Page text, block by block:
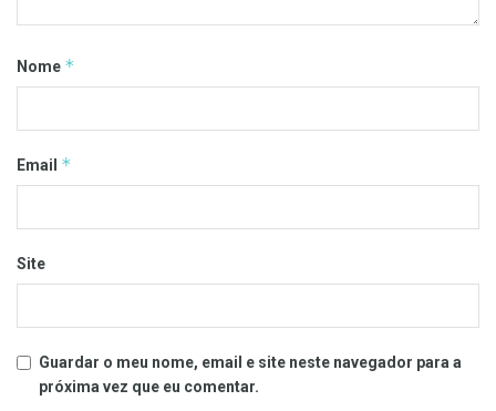
Nome *
Email *
Site
Guardar o meu nome, email e site neste navegador para a
próxima vez que eu comentar.